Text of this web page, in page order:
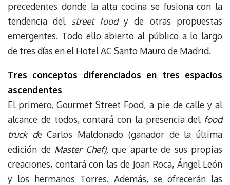
precedentes donde la alta cocina se fusiona con la
tendencia del street foody de otras propuestas
emergentes. Todo ello abierto al público a lo largo
de tres días en el Hotel AC Santo Mauro de Madrid.
Tres conceptos diferenciados en tres espacios
ascendentes
El primero, Gourmet Street Food, a pie de calle y al
alcance de todos, contará con la presencia del food
truck de Carlos Maldonado (ganador de la última
edición deMaster Chef),que aparte de sus propias
creaciones, contará con las de Joan Roca, Ángel León
y los hermanos Torres. Además, se ofrecerán las